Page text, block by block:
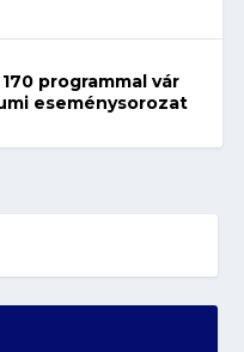
programmal vár
eseménysorozat